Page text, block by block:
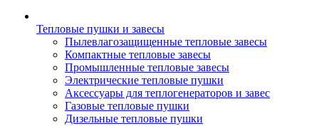
Тепловые пушки и завесы
Пылевлагозащищенные тепловые завесы
Компактные тепловые завесы
Промышленные тепловые завесы
Электрические тепловые пушки
Аксессуары для теплогенераторов и завес
Газовые тепловые пушки
Дизельные тепловые пушки